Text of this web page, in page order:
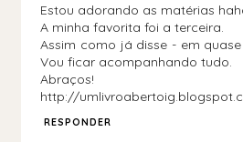
Estou adorando as matérias
A minha favorita foi a terceira.
Assim como já disse - em
Vou ficar acompanhando tudo.
Abraços!
http://
RESPONDER